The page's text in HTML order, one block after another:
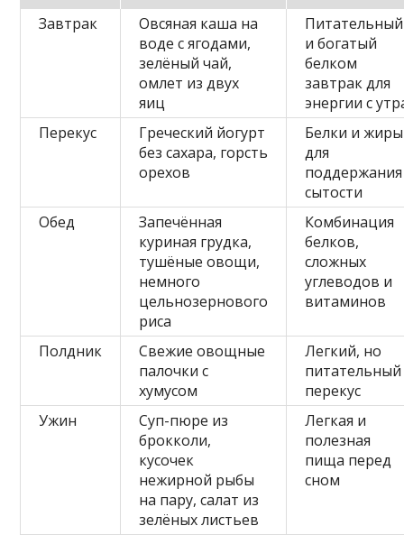
Завтрак
Овсяная каша на
воде с ягодами,
зелёный чай,
омлет из двух
яиц
Питательный
и богатый
белком
завтрак для
энергии с
Перекус
Греческий йогурт
без сахара, горсть
орехов
Белки и жиры
для
поддержания
сытости
Обед
Запечённая
куриная грудка,
тушёные овощи,
немного
цельнозернового
риса
Комбинация
белков,
сложных
углеводов и
витаминов
Полдник
Свежие овощные
палочки с
хумусом
Легкий, но
питательный
перекус
Ужин
Суп-пюре из
брокколи,
кусочек
нежирной рыбы
на пару, салат из
зелёных листьев
Легкая и
полезная
пища перед
сном